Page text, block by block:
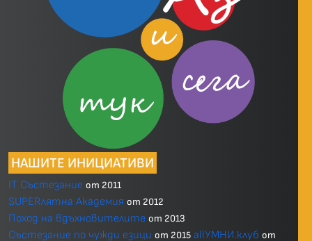
НАШИТЕ ИНИЦИАТИВИ
IT Състезание от 2011
SUPERлятна Академия от 2012
Поход на вдъхновителите от 2013
Състезание по чужди езици от 2015 allУМНИ.клуб от